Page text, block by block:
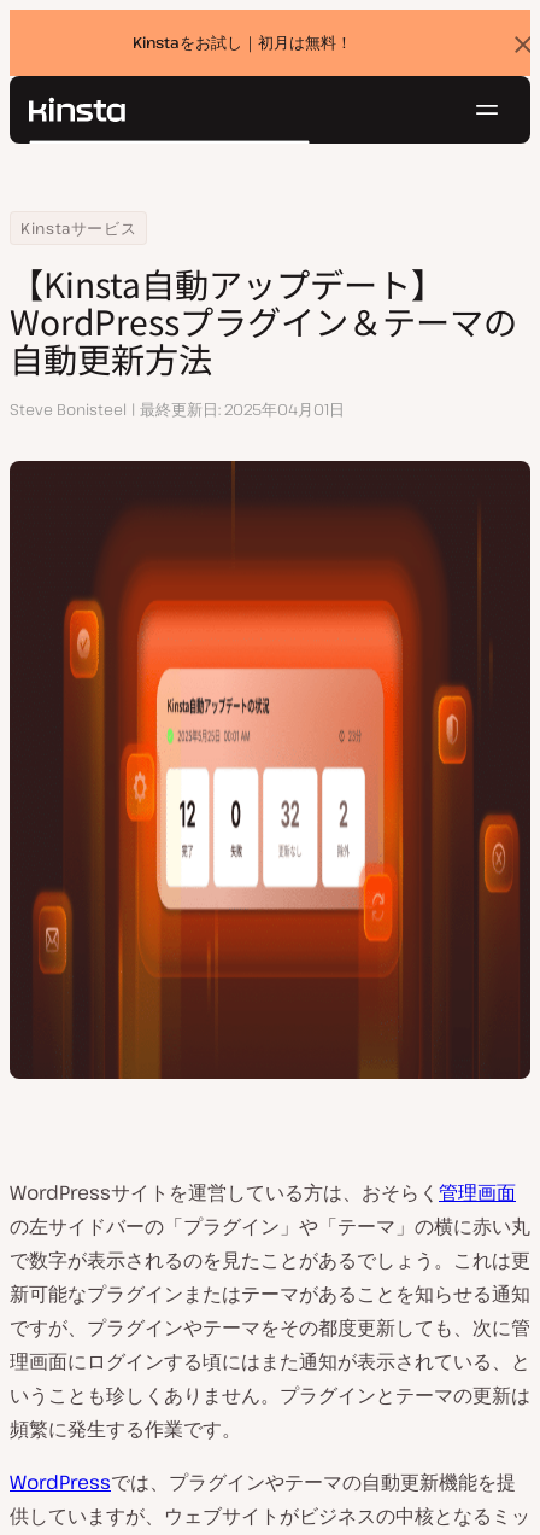
Kinstaをお試し｜初月は無料！
バ
ナ
Kinsta®
ン
価格設定
お問い合わせ
検
Home
リソースセンター
Kinstaサービス
【Kinsta自動アップデート】WordPressプラグイン＆テーマの自動更
【Kinsta自動アップデート】
WordPressプラグイン＆テーマの
自動更新方法
執
Steve Bonisteel 最終更新日 2025年04月01日
WordPressサイトを運営している方は、おそらく 管理画面
の左サイドバーの「プラグイン」や「テーマ」の横に赤い丸
で数字が表示されるのを見たことがあるでしょう。これは更
新可能なプラグインまたはテーマがあることを知らせる通知
ですが、プラグインやテーマをその都度更新しても、次に管
理画面にログインする頃にはまた通知が表示されている、と
いうことも珍しくありません。プラグインとテーマの更新は
頻繁に発生する作業です。
WordPressでは、プラグインやテーマの自動更新機能を提
供していますが、ウェブサイトがビジネスの中核となるミッ